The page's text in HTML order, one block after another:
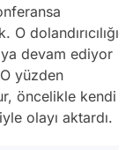
dolandırıcılığı
devam ediyor
yüzden
öncelikle kendi
olayı aktardı.